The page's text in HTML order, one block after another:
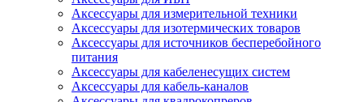
Аксессуары для измерительной техники
Аксессуары для изотермических товаров
Аксессуары для источников бесперебойного
питания
Аксессуары для кабеленесущих систем
Аксессуары для кабель-каналов